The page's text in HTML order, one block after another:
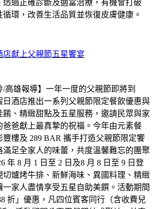
過正確診斷及適當治療，有機會打破
循環，改善生活品質並恢復皮膚健康。
店獻上父親節五星饗宴
/高雄報導】一年一度的父親節即將到
日酒店推出一系列父親節限定餐飲優惠與
、精緻甜點及五星服務，邀請民眾與家
爸爸獻上最真摯的祝福。今年由元素餐
樓及 289 BAR 攜手打造父親節限定饗
足全家人的味蕾，共度溫馨難忘的團聚
年 8 月 1 日至 2 日及8 月 8 日至 9 日登
爐烤牛排、新鮮海味、異國料理、精緻
家人盡情享受五星自助美饌。活動期間
折」優惠，凡四位賓客同行（含收費兒